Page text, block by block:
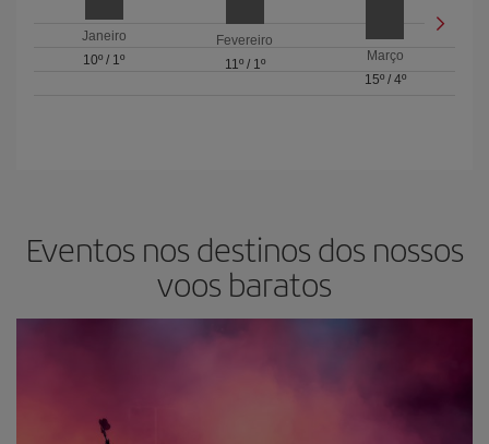
Janeiro
10º / 1º
Fevereiro
11º/ 1º
Março
15º/ 4º
Eventos nos destinos dos nossos
voos baratos